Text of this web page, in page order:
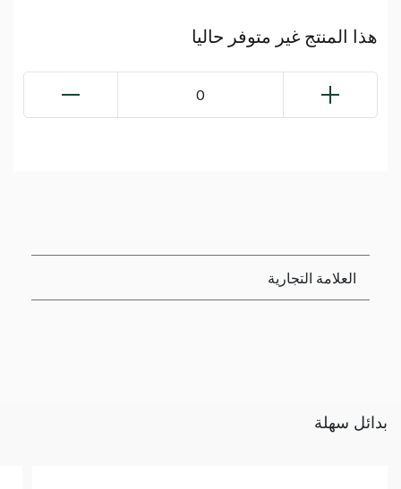
هذا المنتج غير متوفر حاليا
0
العلامة التجارية
بدائل سهلة